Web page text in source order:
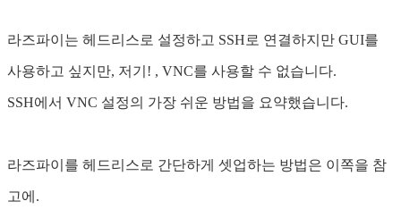
라즈파이는 헤드리스로 설정하고 SSH로 연결하지만 GUI를
사용하고 싶지만, 저기! , VNC를 사용할 수 없습니다.
SSH에서 VNC 설정의 가장 쉬운 방법을 요약했습니다.
라즈파이를 헤드리스로 간단하게 셋업하는 방법은 이쪽을 참
고에.